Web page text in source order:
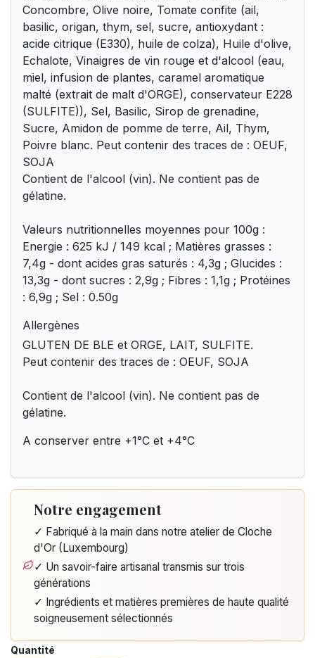
Concombre, Olive noire, Tomate confite (ail,
basilic, origan, thym, sel, sucre, antioxydant :
acide citrique (E330), huile de colza), Huile d'olive,
Echalote, Vinaigres de vin rouge et d'alcool (eau,
miel, infusion de plantes, caramel aromatique
malté (extrait de malt d'ORGE), conservateur E228
(SULFITE)), Sel, Basilic, Sirop de grenadine,
Sucre, Amidon de pomme de terre, Ail, Thym,
Poivre blanc. Peut contenir des traces de : OEUF,
SOJA
Contient de l'alcool (vin). Ne contient pas de
gélatine.
Valeurs nutritionnelles moyennes pour 100g :
Energie : 625 kJ / 149 kcal ; Matières grasses :
7,4g - dont acides gras saturés : 4,3g ; Glucides :
13,3g - dont sucres : 2,9g ; Fibres : 1,1g ; Protéines
: 6,9g ; Sel : 0.50g
Allergènes
GLUTEN DE BLE et ORGE, LAIT, SULFITE.
Peut contenir des traces de : OEUF, SOJA
Contient de l'alcool (vin). Ne contient pas de
gélatine.
A conserver entre +1°C et +4°C
Notre engagement
✓ Fabriqué à la main dans notre atelier de Cloche
d'Or (Luxembourg)
✓ Un savoir-faire artisanal transmis sur trois
générations
✓ Ingrédients et matières premières de haute qualité
soigneusement sélectionnés
Quantité